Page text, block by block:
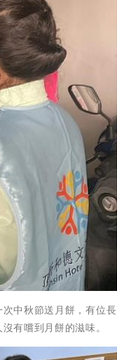
中秋節送月餅，有位長
有嚐到月餅的滋味。